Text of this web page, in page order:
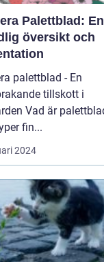
Palettblad: En
översikt och
palettblad - En
tillskott i
och
fin...
2024